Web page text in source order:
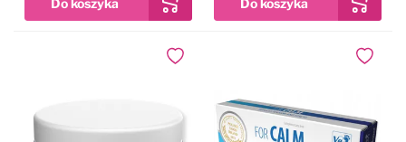
Dodaj do ulubionych Dodaj